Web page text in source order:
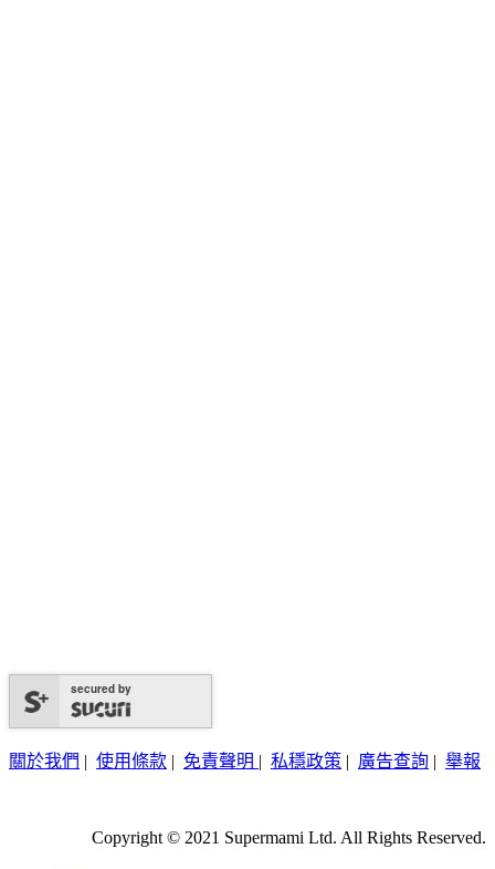
secured by
關於我們 | 使用條款 | 免責聲明 | 私穩政策 | 廣告查詢 | 舉報
Copyright © 2021 Supermami Ltd. All Rights Reserved.